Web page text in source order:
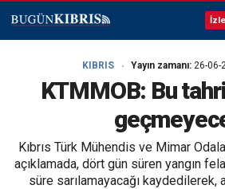
İzle
KIBRIS Yayın zamanı: 26-06-
KTMMOB: Bu
Kıbrıs Türk Mühendis ve Mimar
açıklamada, dört gün süren yangın
süre sarılamayacağı kaydedilerek,